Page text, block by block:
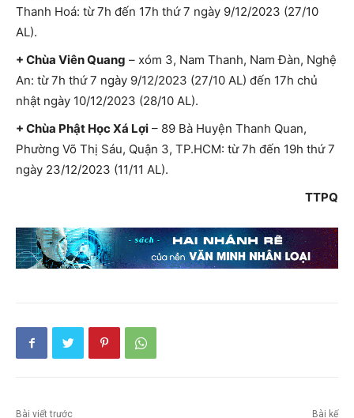
Thanh Hoá: từ 7h đến 17h thứ 7 ngày 9/12/2023 (27/10
AL).
+ Chùa Viên Quang – xóm 3, Nam Thanh, Nam Đàn, Nghệ
An: từ 7h thứ 7 ngày 9/12/2023 (27/10 AL) đến 17h chủ
nhật ngày 10/12/2023 (28/10 AL).
+ Chùa Phật Học Xá Lợi – 89 Bà Huyện Thanh Quan,
Phường Võ Thị Sáu, Quận 3, TP.HCM: từ 7h đến 19h thứ 7
ngày 23/12/2023 (11/11 AL).
TTPQ
Bài viết trước Bài kế